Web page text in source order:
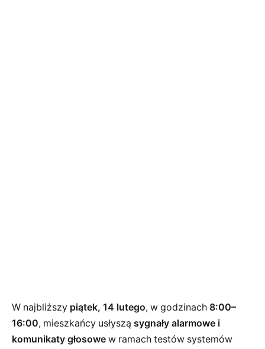
W najbliższy piątek, 14 lutego, w godzinach 8:00–
16:00, mieszkańcy usłyszą sygnały alarmowe i
komunikaty głosowe w ramach testów systemów